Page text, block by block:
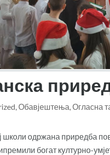
,Обавјештења,Огласна
школи одржана приредба
богат културно-